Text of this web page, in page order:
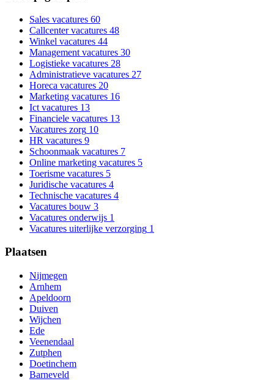
Sales vacatures 60
Callcenter vacatures 48
Winkel vacatures 44
Management vacatures 30
Logistieke vacatures 28
Administratieve vacatures 27
Horeca vacatures 20
Marketing vacatures 16
Ict vacatures 13
Financiele vacatures 13
Vacatures zorg 10
HR vacatures 9
Schoonmaak vacatures 7
Online marketing vacatures 5
Toerisme vacatures 5
Juridische vacatures 4
Technische vacatures 4
Vacatures bouw 3
Vacatures onderwijs 1
Vacatures uiterlijke verzorging 1
Plaatsen
Nijmegen
Arnhem
Apeldoorn
Duiven
Wijchen
Ede
Veenendaal
Zutphen
Doetinchem
Barneveld